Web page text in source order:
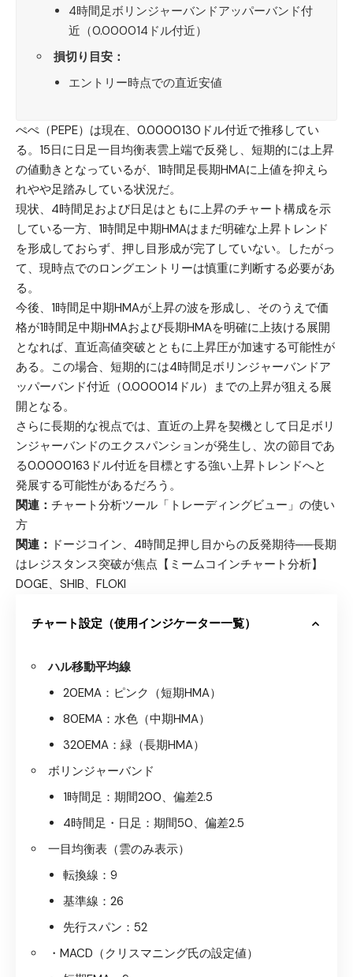
4時間足ボリンジャーバンドアッパーバンド付
近（0.000014ドル付近）
損切り目安：
エントリー時点での直近安値
ぺぺ（PEPE） は現在、0.0000130ドル付近で推移してい
る。15日に日足一目均衡表雲上端で反発し、短期的には上昇
の値動きとなっているが、1時間足長期HMAに上値を抑えら
れやや足踏みしている状況だ。
現状、4時間足および日足はともに上昇のチャート構成を示
している一方、1時間足中期HMAはまだ明確な上昇トレンド
を形成しておらず、押し目形成が完了していない。したがっ
て、現時点でのロングエントリーは慎重に判断する必要があ
る。
今後、1時間足中期HMAが上昇の波を形成し、そのうえで価
格が1時間足中期HMAおよび長期HMAを明確に上抜ける展開
となれば、直近高値突破とともに上昇圧が加速する可能性が
ある。この場合、短期的には4時間足ボリンジャーバンドア
ッパーバンド付近（0.000014ドル）までの上昇が狙える展
開となる。
さらに長期的な視点では、直近の上昇を契機として日足ボリ
ンジャーバンドのエクスパンションが発生し、次の節目であ
る0.0000163ドル付近を目標とする強い上昇トレンドへと
発展する可能性があるだろう。
関連： チャート分析ツール「トレーディングビュー」の使い
方
関連： ドージコイン、4時間足押し目からの反発期待──長期
はレジスタンス突破が焦点【ミームコインチャート分析】
DOGE、SHIB、FLOKI
チャート設定（使用インジケーター一覧）
ハル移動平均線
20EMA：ピンク（短期HMA）
80EMA：水色（中期HMA）
320EMA：緑（長期HMA）
ボリンジャーバンド
1時間足：期間200、偏差2.5
4時間足・日足：期間50、偏差2.5
一目均衡表（雲のみ表示）
転換線：9
基準線：26
先行スパン：52
・MACD（クリスマニング氏の設定値）